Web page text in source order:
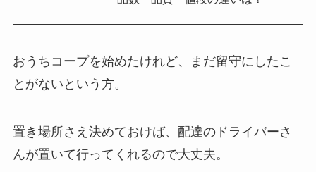
おうちコープを始めたけれど、まだ留守にしたこ
とがないという方。
置き場所さえ決めておけば、配達のドライバーさ
んが置いて行ってくれるので大丈夫。